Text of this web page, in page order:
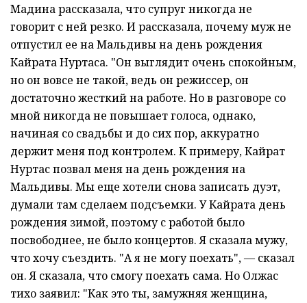
Мадина рассказала, что супруг никогда не
говорит с ней резко. И рассказала, почему муж не
отпустил ее на Мальдивы на день рождения
Кайрата Нуртаса. "Он выглядит очень спокойным,
но он вовсе не такой, ведь он режиссер, он
достаточно жесткий на работе. Но в разговоре со
мной никогда не повышает голоса, однако,
начиная со свадьбы и до сих пор, аккуратно
держит меня под контролем. К примеру, Кайрат
Нуртас позвал меня на день рождения на
Мальдивы. Мы еще хотели снова записать дуэт,
думали там сделаем подсъемки. У Кайрата день
рождения зимой, поэтому с работой было
посвободнее, не было концертов. Я сказала мужу,
что хочу съездить. "А я не могу поехать", — сказал
он. Я сказала, что смогу поехать сама. Но Олжас
тихо заявил: "Как это ты, замужняя женщина,